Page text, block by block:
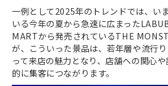
一例として2025年のトレンドでは、い
いる今年の夏から急速に広まった
MARTから発売されているTHE
が、こういった景品は、若年層や流行
って来店の魅力となり、店舗への関心
的に集客につながります。